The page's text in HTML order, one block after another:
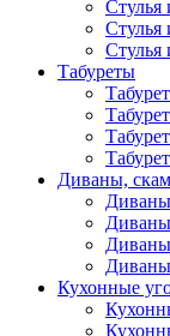
Стулья
Стулья
Стулья
Табуреты
Диваны,
Кухонные